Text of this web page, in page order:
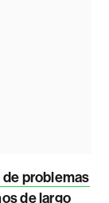
problemas
de largo